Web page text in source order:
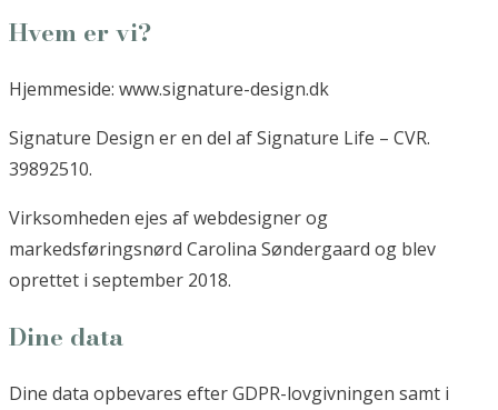
Hvem er vi?
Hjemmeside: www.signature-design.dk
Signature Design er en del af Signature Life – CVR.
39892510.
Virksomheden ejes af webdesigner og
markedsføringsnørd Carolina Søndergaard og blev
oprettet i september 2018.
Dine data
Dine data opbevares efter GDPR-lovgivningen samt i